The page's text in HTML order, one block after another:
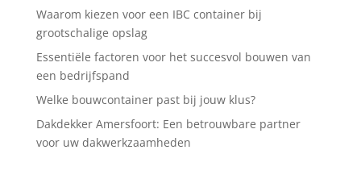
Waarom kiezen voor een IBC container bij
grootschalige opslag
Essentiële factoren voor het succesvol bouwen van
een bedrijfspand
Welke bouwcontainer past bij jouw klus?
Dakdekker Amersfoort: Een betrouwbare partner
voor uw dakwerkzaamheden